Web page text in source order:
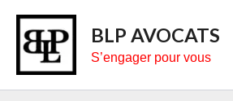
Aller
contenu
BLP AVOCATS
S’engager pour vous